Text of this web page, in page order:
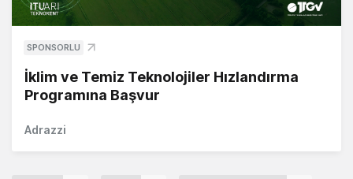
SPONSORLU
İklim ve Temiz Teknolojiler Hızlandırma
Programına Başvur
Adrazzi